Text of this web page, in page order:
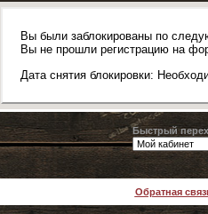
Вы были заблокированы по
Вы не прошли регистрацию на
Дата снятия блокировки:
Быстрый
Обратная